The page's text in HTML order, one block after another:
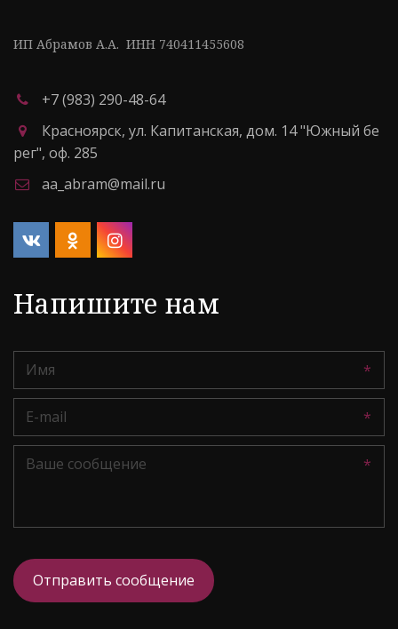
ИП Абрамов А.А.  ИНН 740411455608
+7 (983) 290-48-64
Красноярск, ул. Капитанская, дом. 14 "Южный бе
рег", оф. 285
aa_abram@mail.ru
Напишите нам
*
*
*
Отправить сообщение